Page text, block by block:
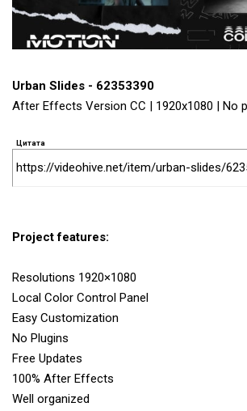
Urban Slides - 62353390
After Effects Version CC | 1920x1080 | No
Цитата
https://videohive.net/item/urban-slides/
Project features:
Resolutions 1920×1080
Local Color Control Panel
Easy Customization
No Plugins
Free Updates
100% After Effects
Well organized